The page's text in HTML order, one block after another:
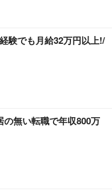
験でも月給32万円以上!/
の無い転職で年収800万